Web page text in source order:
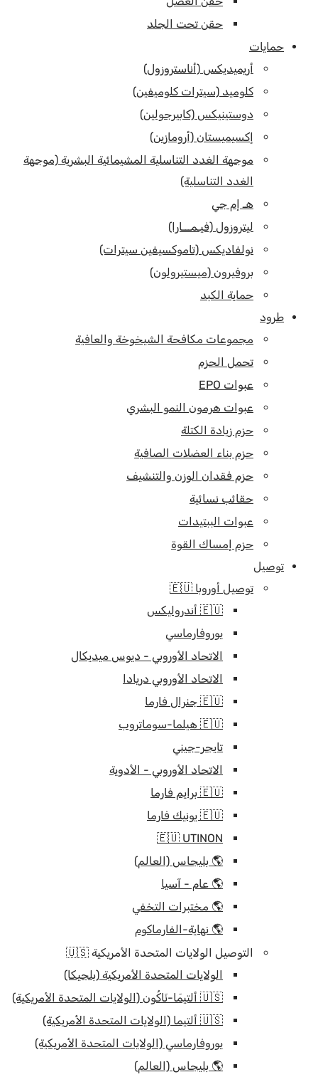
حقن تحت الجلد
حمايات
أريميديكس (أناستروزول)
كلوميد (سيترات كلوميفين)
دوستينيكس (كابيرجولين)
إكسيميستان (أرومازين)
موجهة الغدد التناسلية المشيمائية البشرية (موجهة
الغدد التناسلية)
هـ إم جي
ليتروزول (فيـمـــارا)
نولفاديكس (تاموكسيفين سيترات)
بروفيرون (ميستيرولون)
حماية الكبد
طرود
مجموعات مكافحة الشيخوخة والعافية
تحمل الحزم
عبوات EPO
عبوات هرمون النمو البشري
حزم زيادة الكتلة
حزم بناء العضلات الصافية
حزم فقدان الوزن والتنشيف
حقائب نسائية
عبوات الببتيدات
حزم إمساك القوة
توصيل
توصيل أوروبا 🇪🇺
🇪🇺 أندروليكس
يوروفارماسي
الاتحاد الأوروبي - ديوس ميديكال
الاتحاد الأوروبي دريادا
🇪🇺 جنرال فارما
🇪🇺 هيلما-سوماتروب
تايجر-جيني
الاتحاد الأوروبي - الأدوية
🇪🇺 برايم فارما
🇪🇺 يونيك فارما
🇪🇺 UTINON
🌎 بليجاس (العالم)
🌎 عام - آسيا
🌎 مختبرات التخفي
🌎 نهاية-الفارماكوم
التوصيل الولايات المتحدة الأمريكية 🇺🇸
الولايات المتحدة الأمريكية (بلجيكا)
🇺🇸 ألتيمَا-نَاكُون (الولايات المتحدة الأمريكية)
🇺🇸 ألتيما (الولايات المتحدة الأمريكية)
يوروفارماسي (الولايات المتحدة الأمريكية)
🌎 بليجاس (العالم)